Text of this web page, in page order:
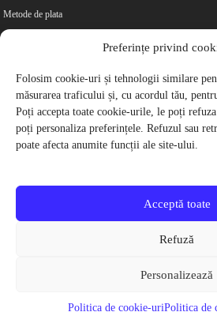
Preferințe privind
Folosim cookie-uri și tehnologii similare
măsurarea traficului și, cu acordul tău,
Poți accepta toate cookie-urile, le poți
poți personaliza preferințele. Refuzul sau
poate afecta anumite funcții ale site-ului.
Acceptă toate
Refuză
Personalizează
Politica de cookie-uriPolitica de
Metode de plata
Retur
Cariere
Politica de Confidentialitate
Politica de cookie-uri